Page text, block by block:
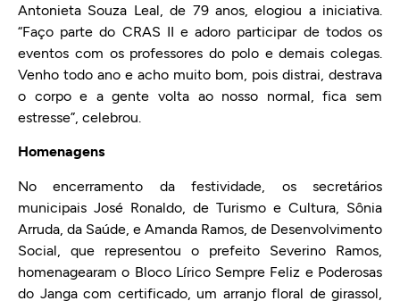
Antonieta Souza Leal, de 79 anos, elogiou a iniciativa.
“Faço parte do CRAS II e adoro participar de todos os
eventos com os professores do polo e demais colegas.
Venho todo ano e acho muito bom, pois distrai, destrava
o corpo e a gente volta ao nosso normal, fica sem
estresse”, celebrou.
Homenagens
No encerramento da festividade, os secretários
municipais José Ronaldo, de Turismo e Cultura, Sônia
Arruda, da Saúde, e Amanda Ramos, de Desenvolvimento
Social, que representou o prefeito Severino Ramos,
homenagearam o Bloco Lírico Sempre Feliz e Poderosas
do Janga com certificado, um arranjo floral de girassol,